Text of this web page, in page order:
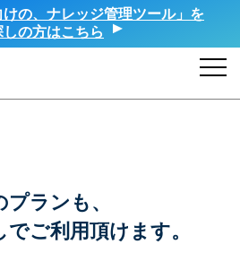
けの、ナレッジ管理ツール」を
の方はこちら
プランも、
ご利用頂けます。